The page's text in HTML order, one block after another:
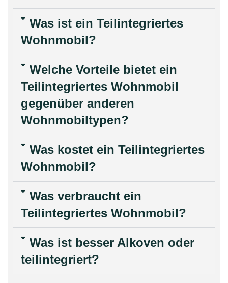
Was ist ein Teilintegriertes
Wohnmobil?
Welche Vorteile bietet ein
Teilintegriertes Wohnmobil
gegenüber anderen
Wohnmobiltypen?
Was kostet ein Teilintegriertes
Wohnmobil?
Was verbraucht ein
Teilintegriertes Wohnmobil?
Was ist besser Alkoven oder
teilintegriert?